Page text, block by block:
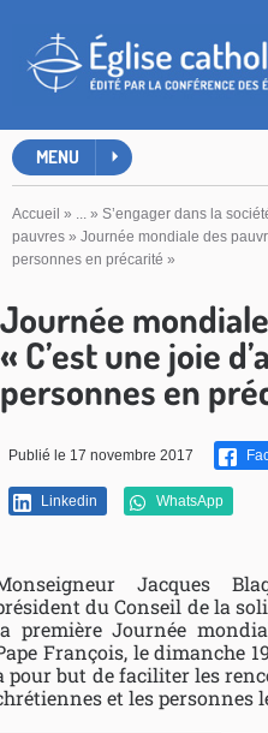
MENU
Accueil » ... » S’engager dans la
pauvres » Journée mondiale des
personnes en précarité »
Journée
« C’est une joie
personnes en
Publié le 17 novembre 2017
Linkedin WhatsApp
Jacques
du Conseil de la
première Journée
François, le dimanche
pour but de faciliter les
et les personnes